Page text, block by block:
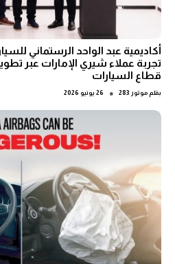
أكاديمية عبد الواحد الرستماني
تجربة عملاء شيري الإمارات عبر
قطاع السيارات
بقلم موتور 283 ● 26 يونيو 2026